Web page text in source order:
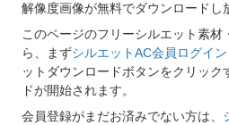
解像度画像が無料でダウンロードし
このページのフリーシルエット素材
ら、まずシルエットAC会員ログイン
ットダウンロードボタンをクリック
ドが開始されます。
会員登録がまだお済みでない方は、